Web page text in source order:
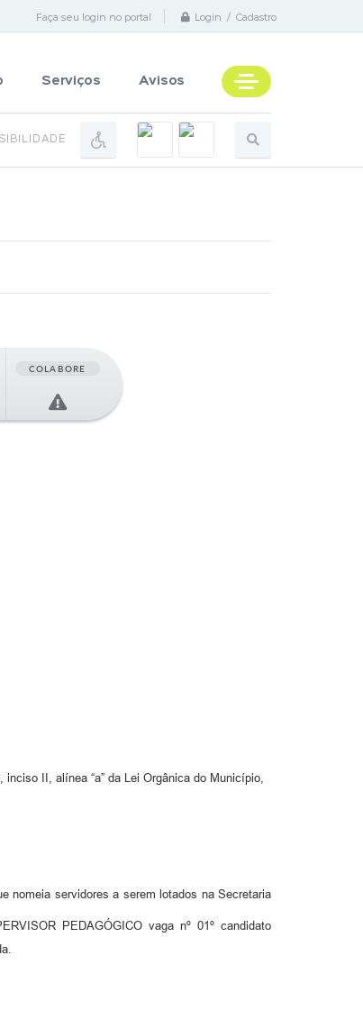
Faça seu login no portal Login / Cadastro
Serviços Avisos
COLABORE
II, alínea “a” da Lei Orgânica do Município,
nomeia servidores a serem lotados na Secretaria
PEDAGÓGICO vaga nº 01º candidato